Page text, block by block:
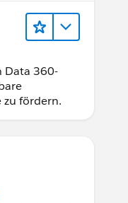
Data 360-
zu fördern.